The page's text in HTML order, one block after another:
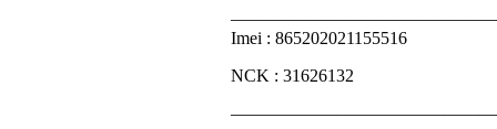
Imei : 865202021155516
NCK : 31626132